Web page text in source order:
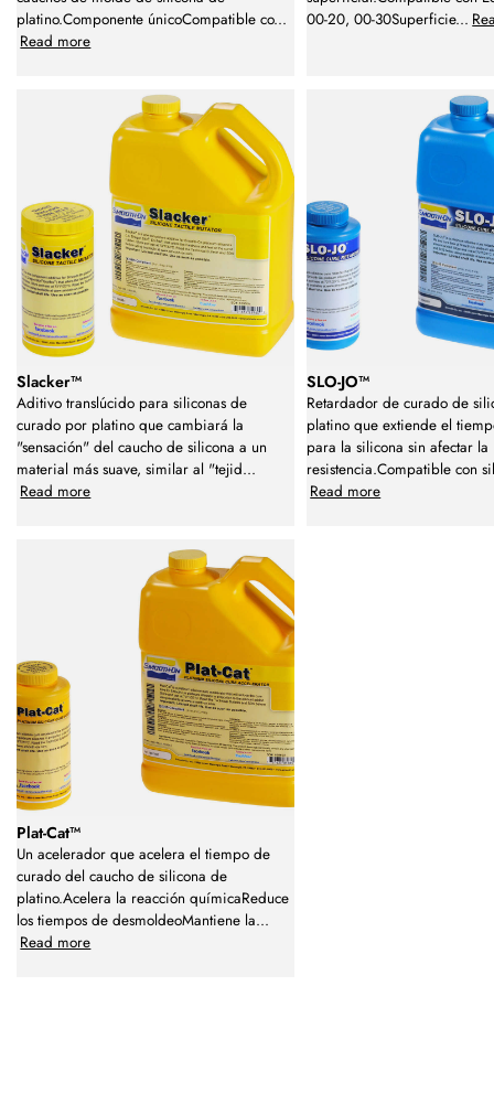
platino.Componente únicoCompatible co...
Read more
00-20, 00-30Superficie...
Slacker™
Aditivo translúcido para siliconas de
curado por platino que cambiará la
"sensación" del caucho de silicona a un
material más suave, similar al "tejid...
Read more
SLO-JO™
Retardador de curado de
platino que extiende el
para la silicona sin afectar la
resistencia.Compatible con
Read more
Plat-Cat™
Un acelerador que acelera el tiempo de
curado del caucho de silicona de
platino.Acelera la reacción químicaReduce
los tiempos de desmoldeoMantiene la...
Read more